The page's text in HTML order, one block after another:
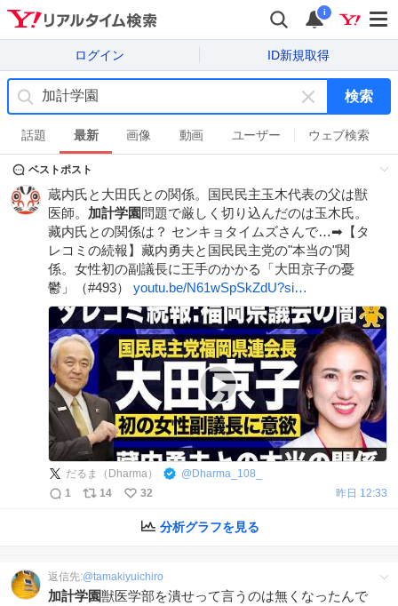
i
ログイン ID新規取得
キ
ー
ワ
ド
を
消
す
検索
話題 最新 画像 動画 ユーザー ウェブ検索
ベストポスト
蔵内氏と大田氏との関係。国民民主玉木代表の父は獣
医師。 加計学園問題で厳しく切り込んだのは玉木氏。
藏内氏との関係は？ センキョタイムズさんで…➡【タ
レコミの続報】藏内勇夫と国民民主党の"本当の"関
係。女性初の副議長に王手のかかる「大田京子の憂
鬱」（#493） youtu.be/N61wSpSkZdU?si…
だるま（Dharma） @ Dharma_108_
1
14 32 昨日 12:33
分析グラフを見る
返信先:@tamakiyuichiro
加計学園獣医学部を潰せって言うのは無くなったんで